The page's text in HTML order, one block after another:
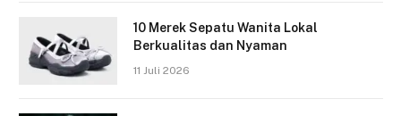
10 Merek Sepatu Wanita Lokal
Berkualitas dan Nyaman
11 Juli 2026